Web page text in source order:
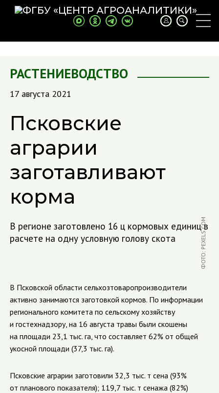
РАСТЕНИЕВОДСТВО
17 августа 2021
Псковские
аграрии
заготавливают
корма
В регионе заготовлено 16 ц кормовых единиц в
расчете на одну условную голову скота
ФОТО: PEXELS.COM
В Псковской области сельхозтоваропроизводители
активно занимаются заготовкой кормов. По информации
регионального комитета по сельскому хозяйству
и гостехнадзору, на 16 августа травы были скошены
на площади 23,1 тыс. га, что составляет 62% от общей
укосной площади (37,3 тыс. га).
Псковские аграрии заготовили 32,3 тыс. т сена (93%
от планового показателя); 119,7 тыс. т сенажа (82%)